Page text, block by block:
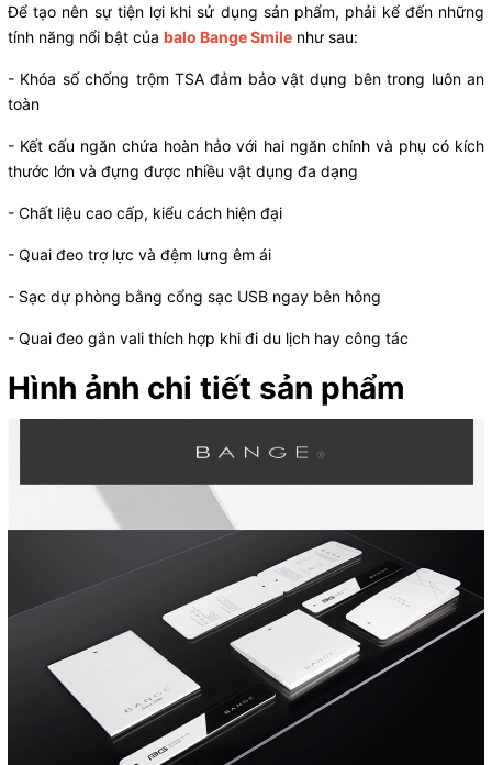
Để tạo nên sự tiện lợi khi sử dụng sản phẩm, phải kể đến những
tính năng nổi bật của balo Bange Smile như sau:
- Khóa số chống trộm TSA đảm bảo vật dụng bên trong luôn an
toàn
- Kết cấu ngăn chứa hoàn hảo với hai ngăn chính và phụ có kích
thước lớn và đựng được nhiều vật dụng đa dạng
- Chất liệu cao cấp, kiểu cách hiện đại
- Quai đeo trợ lực và đệm lưng êm ái
- Sạc dự phòng bằng cổng sạc USB ngay bên hông
- Quai đeo gắn vali thích hợp khi đi du lịch hay công tác
Hình ảnh chi tiết sản phẩm